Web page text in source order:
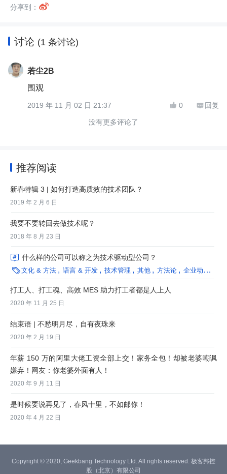
分享到：
讨论 (1 条讨论)
若尘2B
围观
2019 年 11 月 02 日 21:37  0  回复
没有更多评论了
推荐阅读
新春特辑 3 | 如何打造高质效的技术团队？
2019 年 2 月 6 日
我要不要转回去做技术呢？
2018 年 8 月 23 日
 什么样的公司可以称之为技术驱动型公司？
文化 & 方法 语言 & 开发 技术管理 其他 方法论 企业动态
打工人、打工魂、高效 MES 助力打工者都是人上人
2020 年 11 月 25 日
结束语 | 不愁明月尽，自有夜珠来
2020 年 2 月 19 日
年薪 150 万的阿里大佬工资全部上交！家务全包！却被老婆嘲讽
嫌弃！网友：你老婆外面有人！
2020 年 9 月 11 日
是时候要说再见了，春风十里，不如邮你！
2020 年 4 月 22 日
Copyright © 2020, Geekbang Technology Ltd. All rights reserved. 极客邦控
股（北京）有限公司